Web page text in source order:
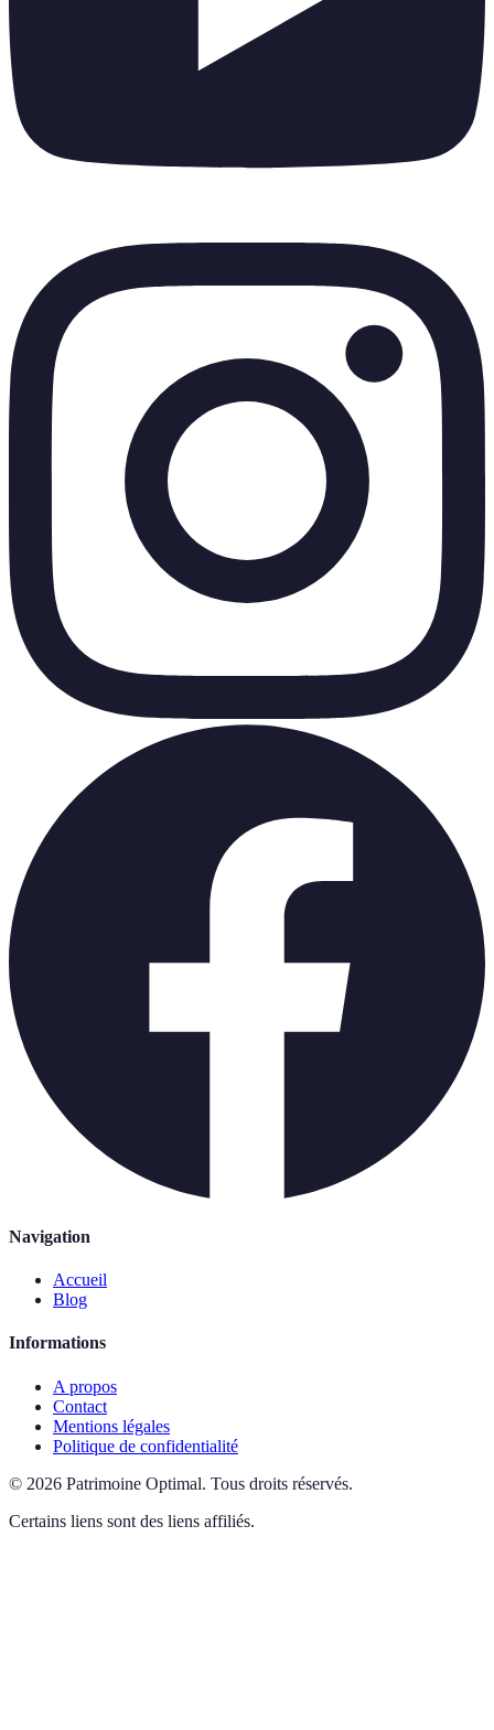
Navigation
Accueil
Blog
Informations
A propos
Contact
Mentions légales
Politique de confidentialité
© 2026 Patrimoine Optimal. Tous droits réservés.
Certains liens sont des liens affiliés.